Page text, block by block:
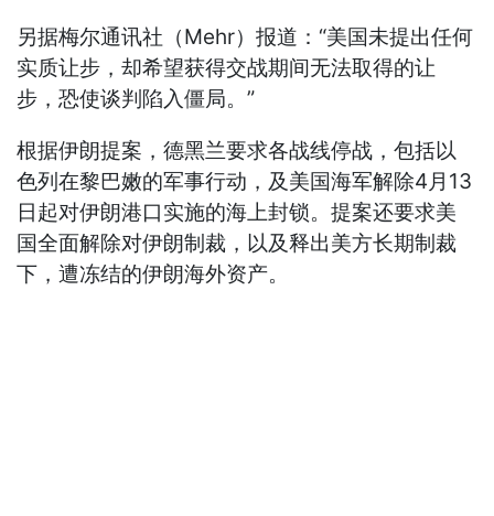
另据梅尔通讯社（Mehr）报道：“美国未提出任何
实质让步，却希望获得交战期间无法取得的让
步，恐使谈判陷入僵局。”
根据伊朗提案，德黑兰要求各战线停战，包括以
色列在黎巴嫩的军事行动，及美国海军解除4月13
日起对伊朗港口实施的海上封锁。提案还要求美
国全面解除对伊朗制裁，以及释出美方长期制裁
下，遭冻结的伊朗海外资产。